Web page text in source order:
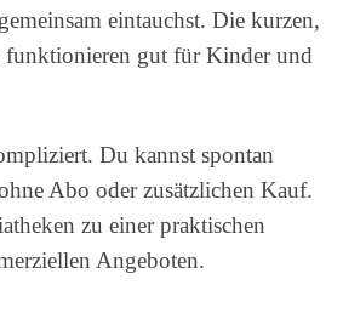
gemeinsam eintauchst. Die kurzen,
funktionieren gut für Kinder und
Du kannst spontan
Abo oder zusätzlichen Kauf.
zu einer praktischen
Angeboten.